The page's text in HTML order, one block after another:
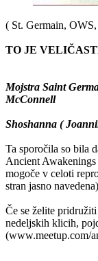
( St. Germain, OWS,
TO JE
Mojstra Saint
McConnell
Shoshanna (
Ta sporočila so bila
Ancient
mogoče v celoti
stran jasno navedena)
Če se želite
nedeljskih klicih,
(www.meetup.com/